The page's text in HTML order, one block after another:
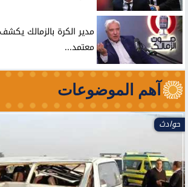
مدير الكرة بالزمالك
معتمد...
آهم الموضوعات
حوادث